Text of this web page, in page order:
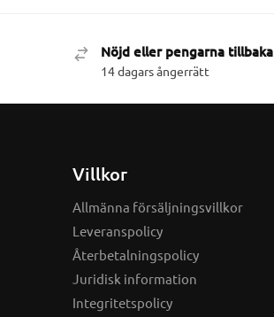
Nöjd eller pengarna tillbaka
14 dagars ångerrätt
Villkor
Allmänna försäljningsvillkor
Leveranspolicy
Återbetalningspolicy
Juridisk information
Integritetspolicy